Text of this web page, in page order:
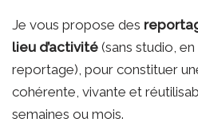
Je vous propose des
lieu d’activité (sans studio,
reportage), pour constituer
cohérente, vivante et
semaines ou mois.